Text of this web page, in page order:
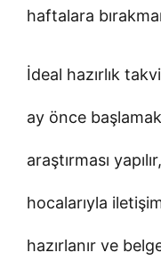
haftalara
İdeal hazırlık
ay önce
araştırması
hocalarıyla
hazırlanır ve